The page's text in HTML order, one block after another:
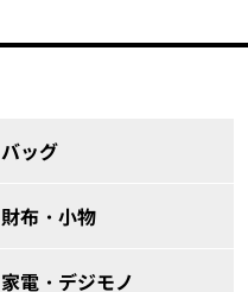
バッグ
財布・小物
家電・デジモノ